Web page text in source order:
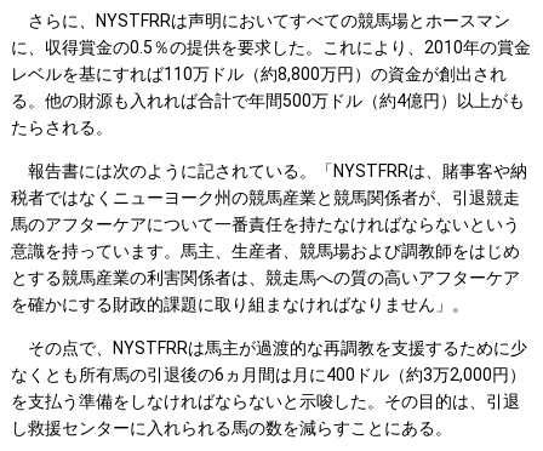
さらに、NYSTFRRは声明においてすべての競馬場とホースマン
に、収得賞金の0.5％の提供を要求した。これにより、2010年の賞金
レベルを基にすれば110万ドル（約8,800万円）の資金が創出され
る。他の財源も入れれば合計で年間500万ドル（約4億円）以上がも
たらされる。
報告書には次のように記されている。「NYSTFRRは、賭事客や納
税者ではなくニューヨーク州の競馬産業と競馬関係者が、引退競走
馬のアフターケアについて一番責任を持たなければならないという
意識を持っています。馬主、生産者、競馬場および調教師をはじめ
とする競馬産業の利害関係者は、競走馬への質の高いアフターケア
を確かにする財政的課題に取り組まなければなりません」。
その点で、NYSTFRRは馬主が過渡的な再調教を支援するために少
なくとも所有馬の引退後の6ヵ月間は月に400ドル（約3万2,000円）
を支払う準備をしなければならないと示唆した。その目的は、引退
し救援センターに入れられる馬の数を減らすことにある。